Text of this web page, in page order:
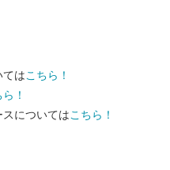
はこちら！
！
についてはこちら！